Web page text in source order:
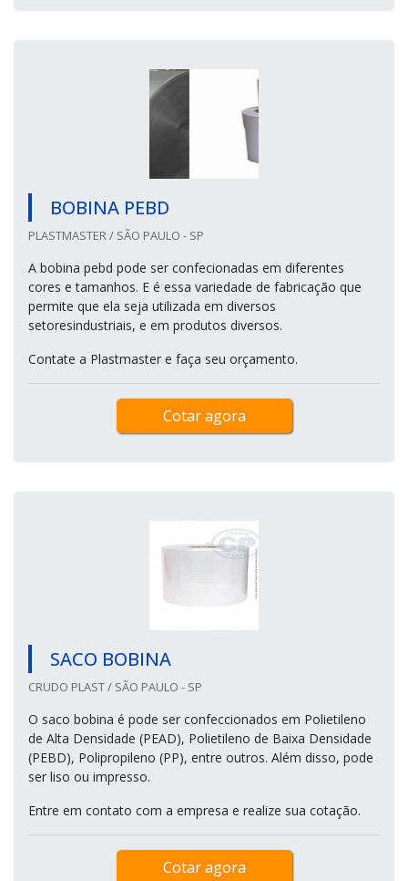
BOBINA PEBD
PLASTMASTER / SÃO PAULO - SP
A bobina pebd pode ser confecionadas em diferentes
cores e tamanhos. E é essa variedade de fabricação que
permite que ela seja utilizada em diversos
setoresindustriais, e em produtos diversos.
Contate a Plastmaster e faça seu orçamento.
Cotar agora
SACO BOBINA
CRUDO PLAST / SÃO PAULO - SP
O saco bobina é pode ser confeccionados em Polietileno
de Alta Densidade (PEAD), Polietileno de Baixa Densidade
(PEBD), Polipropileno (PP), entre outros. Além disso, pode
ser liso ou impresso.
Entre em contato com a empresa e realize sua cotação.
Cotar agora